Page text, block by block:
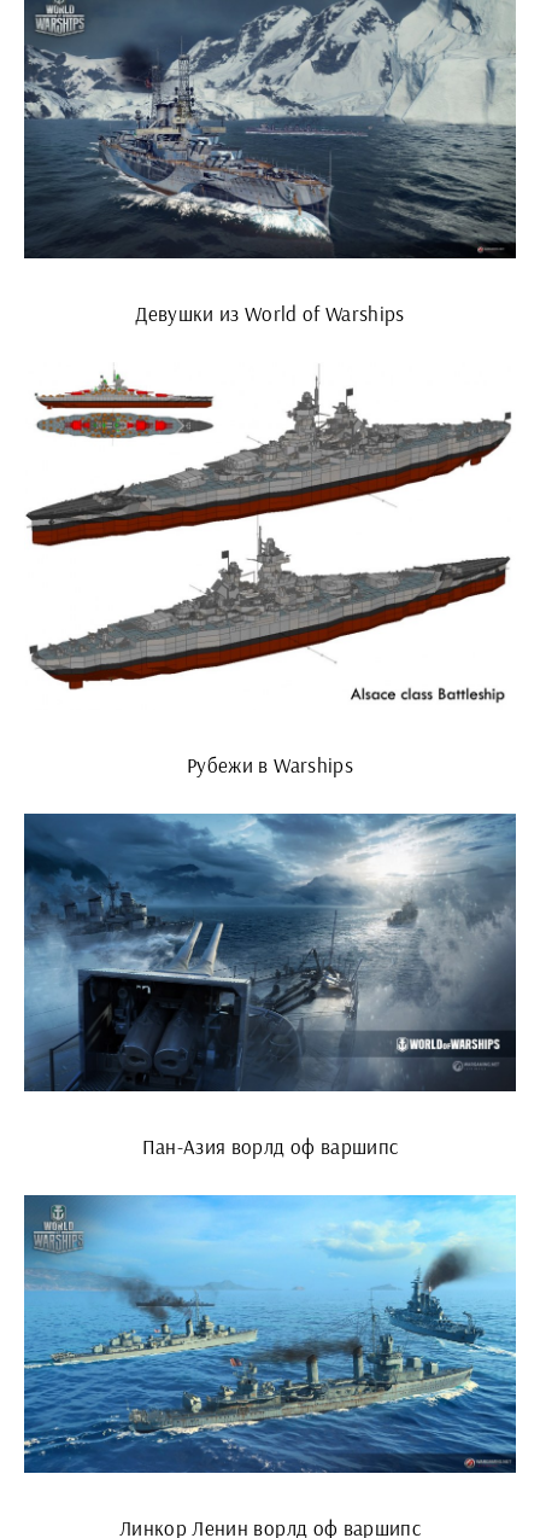
Девушки из World of Warships
Рубежи в Warships
Пан-Азия ворлд оф варшипс
Линкор Ленин ворлд оф варшипс